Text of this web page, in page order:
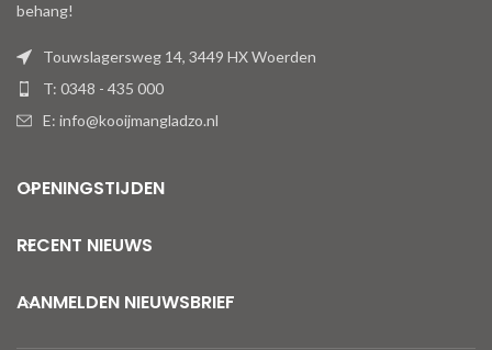
behang!
Touwslagersweg 14, 3449 HX Woerden
T: 0348 - 435 000
E: info@kooijmangladzo.nl
OPENINGSTIJDEN
RECENT NIEUWS
AANMELDEN NIEUWSBRIEF